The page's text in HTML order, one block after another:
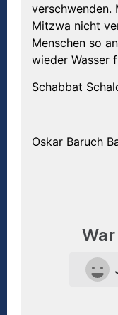
verschwenden.
Mitzwa nicht
Menschen so
wieder Wasser
Schabbat
Oskar Baruch